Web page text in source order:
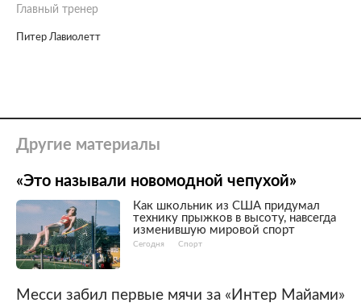
Главный тренер
Питер Лавиолетт
Другие материалы
«Это называли новомодной чепухой»
Как школьник из США придумал
технику прыжков в высоту, навсегда
изменившую мировой спорт
Сегодня Спорт
Месси забил первые мячи за «Интер Майами»